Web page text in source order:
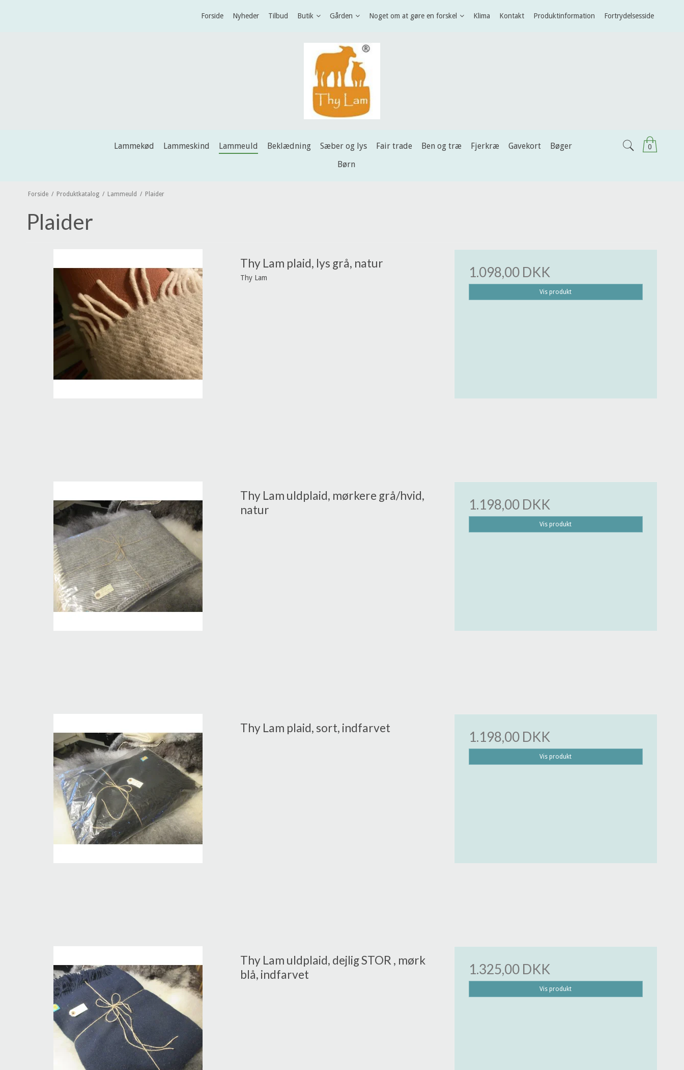
Forside Nyheder Tilbud Butik Gården Noget om at gøre en forskel Klima Kontakt Produktinformation Fortrydelsesside
0
Lammekød Lammeskind Lammeuld Beklædning Sæber og lys Fair trade Ben og træ Fjerkræ Gavekort
Bøger
Børn
Forside / Produktkatalog / Lammeuld / Plaider
Plaider
Thy Lam plaid, lys grå, natur
Thy Lam 1.098,00 DKK
Vis produkt
Thy Lam uldplaid, mørkere grå/hvid,
natur
1.198,00 DKK
Vis produkt
Thy Lam plaid, sort, indfarvet
1.198,00 DKK
Vis produkt
Thy Lam uldplaid, dejlig STOR , mørk
blå, indfarvet
1.325,00 DKK
Vis produkt